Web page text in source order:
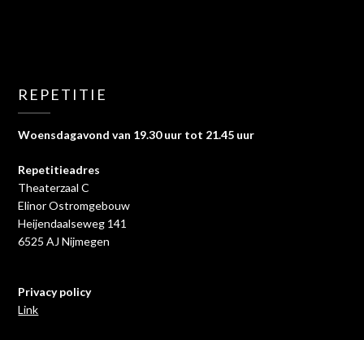
REPETITIE
Woensdagavond van 19.30 uur tot 21.45 uur
Repetitieadres
Theaterzaal C
Elinor Ostromgebouw
Heijendaalseweg 141
6525 AJ Nijmegen
Privacy policy
Link